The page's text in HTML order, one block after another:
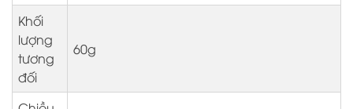
Khối
lượng
tương
đối
60g